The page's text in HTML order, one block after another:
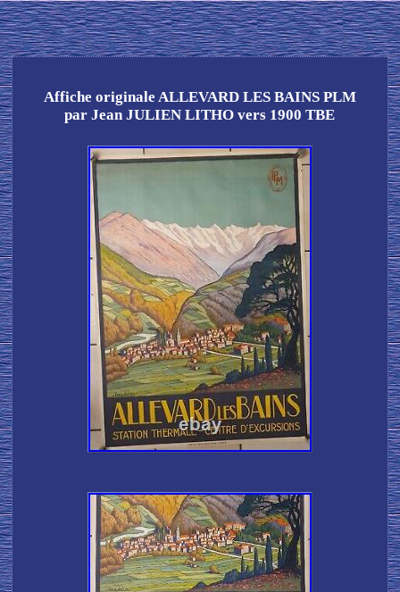
Affiche originale ALLEVARD LES BAINS PLM
par Jean JULIEN LITHO vers 1900 TBE